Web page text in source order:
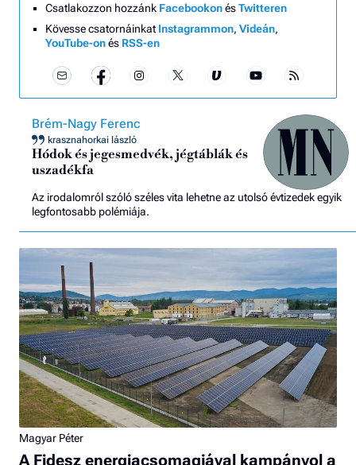
Csatlakozzon hozzánk FacebookonésTwitteren
Kövesse csatornáinkat Instagrammon, Videán,
YouTube-onés RSS-en
Brém-Nagy Ferenc
krasznahorkai lászló
Hódok és jegesmedvék, jégtáblák és
uszadékfa
Az irodalomról szóló széles vita lehetne az utolsó évtizedek egyik
legfontosabb polémiája.
Magyar Péter
A Fidesz energiacsomagjával kampányol a